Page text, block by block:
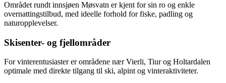
Området rundt innsjøen Møsvatn er kjent for sin ro og enkle
overnattingstilbud, med ideelle forhold for fiske, padling og
naturopplevelser.
Skisenter- og fjellområder
For vinterentusiaster er områdene nær Vierli, Tiur og Holtardalen
optimale med direkte tilgang til ski, alpint og vinteraktiviteter.